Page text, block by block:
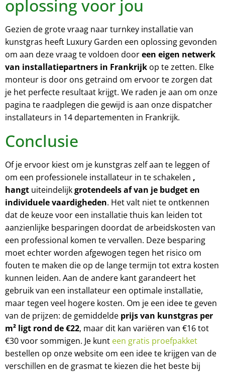
oplossing voor jou
Gezien de grote vraag naar turnkey installatie van
kunstgras heeft Luxury Garden een oplossing gevonden
om aan deze vraag te voldoen dooreen eigen netwerk
van installatiepartners in Frankrijk op te zetten. Elke
monteur is door ons getraind om ervoor te zorgen dat
je het perfecte resultaat krijgt. We raden je aan om onze
pagina te raadplegen die gewijd is aan onze dispatcher
installateurs in 14 departementen in Frankrijk.
Conclusie
Of je ervoor kiest om je kunstgras zelf aan te leggen of
om een professionele installateur in te schakelen ,
hangt uiteindelijkgrotendeels af van je budget en
individuele vaardigheden. Het valt niet te ontkennen
dat de keuze voor een installatie thuis kan leiden tot
aanzienlijke besparingen doordat de arbeidskosten van
een professional komen te vervallen. Deze besparing
moet echter worden afgewogen tegen het risico om
fouten te maken die op de lange termijn tot extra kosten
kunnen leiden. Aan de andere kant garandeert het
gebruik van een installateur een optimale installatie,
maar tegen veel hogere kosten. Om je een idee te geven
van de prijzen: de gemiddelde prijs van kunstgras per
m² ligt rond de €22, maar dit kan variëren van €16 tot
€30 voor sommigen. Je kunt een gratis proefpakket
bestellen op onze website om een idee te krijgen van de
verschillen en de grasmat te kiezen die het beste bij